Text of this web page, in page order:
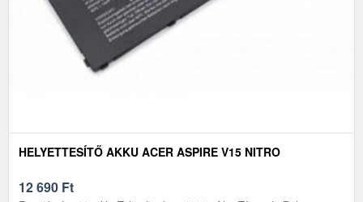
HELYETTESÍTŐ AKKU ACER ASPIRE V15 NITRO
12 690 Ft